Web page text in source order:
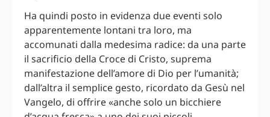
Ha quindi posto in evidenza due eventi solo
apparentemente lontani tra loro, ma
accomunati dalla medesima radice: da una parte
il sacrificio della Croce di Cristo, suprema
manifestazione dell’amore di Dio per l’umanità;
dall’altra il semplice gesto, ricordato da Gesù nel
Vangelo, di offrire «anche solo un bicchiere